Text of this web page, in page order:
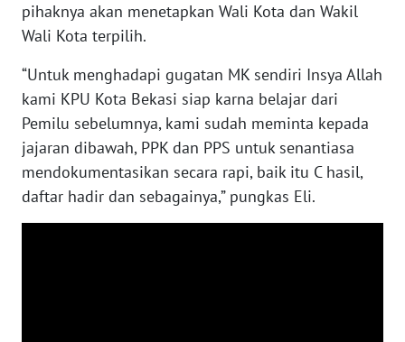
pihaknya akan menetapkan Wali Kota dan Wakil
Wali Kota terpilih.
“Untuk menghadapi gugatan MK sendiri Insya Allah
kami KPU Kota Bekasi siap karna belajar dari
Pemilu sebelumnya, kami sudah meminta kepada
jajaran dibawah, PPK dan PPS untuk senantiasa
mendokumentasikan secara rapi, baik itu C hasil,
daftar hadir dan sebagainya,” pungkas Eli.
SUMSEL
WN
WN
LAMPUNG
WN